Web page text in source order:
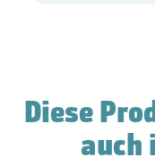
Diese
auch